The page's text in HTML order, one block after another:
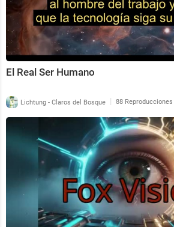
El Real Ser Humano
Lichtung - Claros del Bosque | 88 Reproducciones